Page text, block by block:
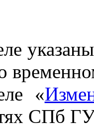
«
СПб